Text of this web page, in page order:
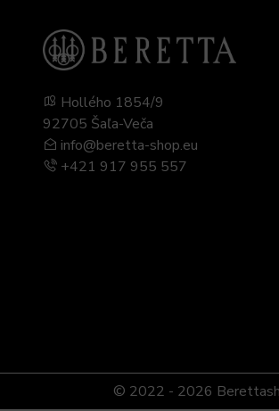
Hollého 1854/9
92705 Šaľa-Veča
info@beretta-shop.eu
+421 917 955 557
© 2022 - 2026